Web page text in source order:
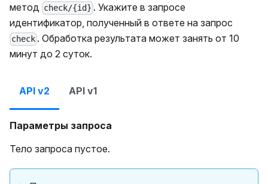
метод check/{id} . Укажите в запросе
идентификатор, полученный в ответе на запрос
check . Обработка результата может занять от 10
минут до 2 суток.
API v2 API v1
Параметры запроса
Тело запроса пустое.